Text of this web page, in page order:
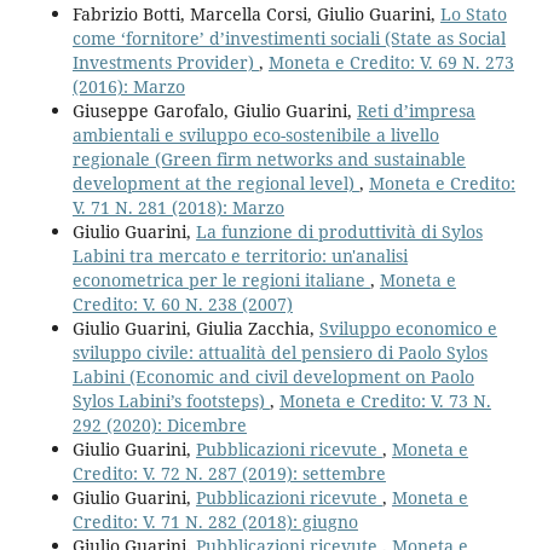
Fabrizio Botti, Marcella Corsi, Giulio Guarini, Lo Stato
come ‘fornitore’ d’investimenti sociali (State as Social
Investments Provider) , Moneta e Credito: V. 69 N. 273
(2016): Marzo
Giuseppe Garofalo, Giulio Guarini, Reti d’impresa
ambientali e sviluppo eco-sostenibile a livello
regionale (Green firm networks and sustainable
development at the regional level) , Moneta e Credito:
V. 71 N. 281 (2018): Marzo
Giulio Guarini, La funzione di produttività di Sylos
Labini tra mercato e territorio: un'analisi
econometrica per le regioni italiane , Moneta e
Credito: V. 60 N. 238 (2007)
Giulio Guarini, Giulia Zacchia, Sviluppo economico e
sviluppo civile: attualità del pensiero di Paolo Sylos
Labini (Economic and civil development on Paolo
Sylos Labini’s footsteps) , Moneta e Credito: V. 73 N.
292 (2020): Dicembre
Giulio Guarini, Pubblicazioni ricevute , Moneta e
Credito: V. 72 N. 287 (2019): settembre
Giulio Guarini, Pubblicazioni ricevute , Moneta e
Credito: V. 71 N. 282 (2018): giugno
Giulio Guarini, Pubblicazioni ricevute , Moneta e